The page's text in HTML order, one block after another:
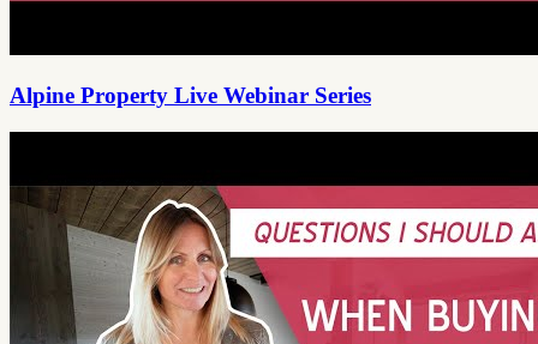
Alpine Property Live Webinar Series